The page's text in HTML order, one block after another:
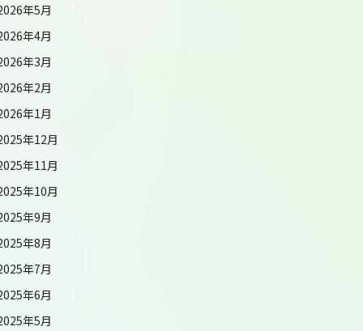
年5月
年4月
年3月
年2月
年1月
年12月
年11月
年10月
年9月
年8月
年7月
年6月
年5月